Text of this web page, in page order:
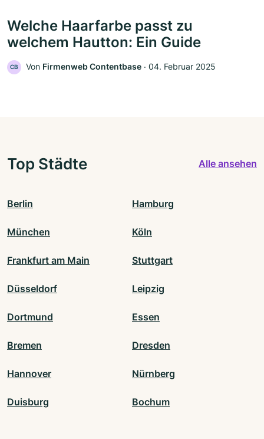
Welche Haarfarbe passt zu
welchem Hautton: Ein Guide
CB Von Firmenweb Contentbase ‧ 04. Februar 2025
Top Städte Alle ansehen
Berlin Hamburg
München Köln
Frankfurt am Main Stuttgart
Düsseldorf Leipzig
Dortmund Essen
Bremen Dresden
Hannover Nürnberg
Duisburg Bochum